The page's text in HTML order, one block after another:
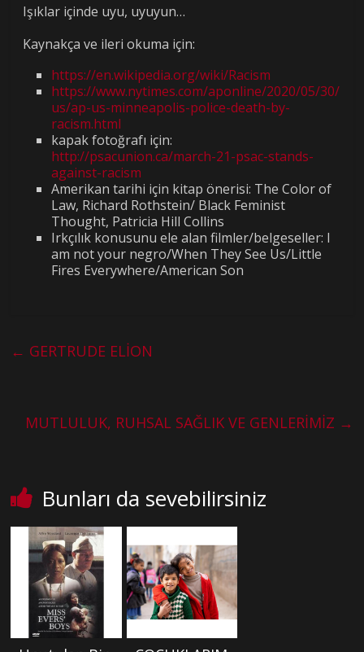
Işıklar içinde uyu, uyuyun…
Kaynakça ve ileri okuma için:
https://en.wikipedia.org/wiki/Racism
https://www.nytimes.com/aponline/2020/05/30/
us/ap-us-minneapolis-police-death-by-
racism.html
kapak fotoğrafı için:
http://psacunion.ca/march-21-psac-stands-
against-racism
Amerikan tarihi için kitap önerisi: The Color of
Law, Richard Rothstein/ Black Feminist
Thought, Patricia Hill Collins
Irkçılık konusunu ele alan filmler/belgeseller: I
am not your negro/When They See Us/Little
Fires Everywhere/American Son
← GERTRUDE ELİON
MUTLULUK, RUHSAL SAĞLIK VE GENLERİMİZ →
Bunları da sevebilirsiniz